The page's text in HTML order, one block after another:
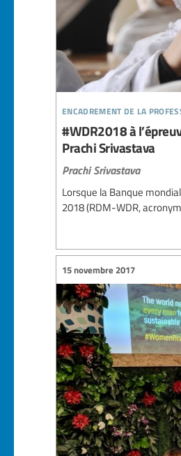
encadrement de la
#WDR2018 à
Prachi Srivastava
Prachi Srivastava
Lorsque la Banque
2018 (RDM-WDR,
15 novembre 2017